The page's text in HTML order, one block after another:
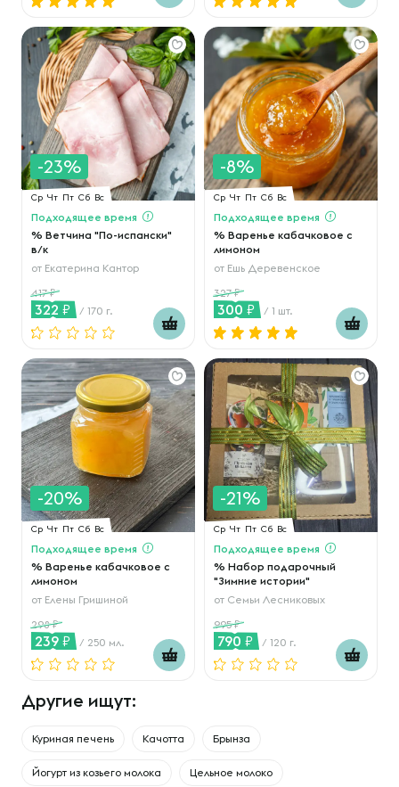
-23%
Ср Чт Пт Сб Вс
Подходящее время
% Ветчина "По-испански"
в/к
от Екатерина Кантор
417
322 / 170 г.
-8%
Ср Чт Пт Сб Вс
Подходящее время
% Варенье кабачковое с
лимоном
от Ешь Деревенское
327
300 / 1 шт.
-20%
Ср Чт Пт Сб Вс
Подходящее время
% Варенье кабачковое с
лимоном
от Елены Гришиной
298
239 / 250 мл.
-21%
Ср Чт Пт Сб Вс
Подходящее время
% Набор подарочный
"Зимние истории"
от Семьи Лесниковых
995
790 / 120 г.
Другие ищут:
Куриная печень Качотта Брынза
Йогурт из козьего молока Цельное молоко